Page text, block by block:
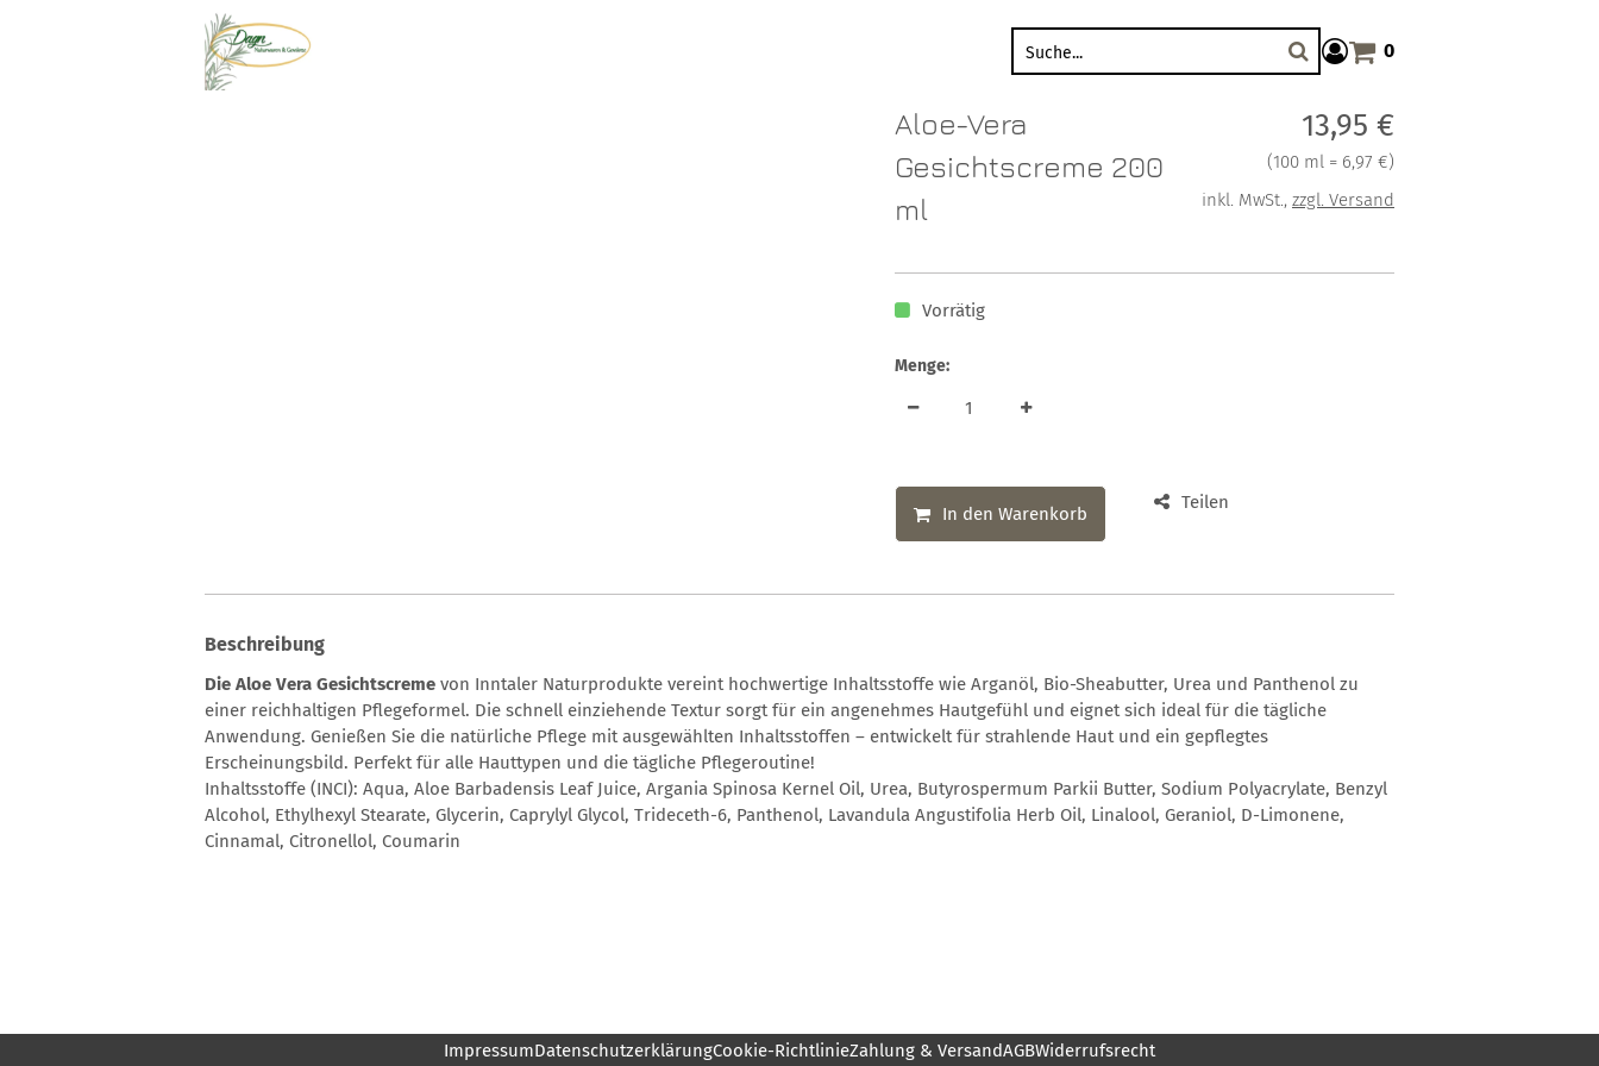
Warenkorb anzeigen. Sie
0
Aloe-Vera
Gesichtscreme 200
ml
Verkaufspreis: 13,95 €
13,95 €
Preis pro 100 ml = 6,97 €
(100 ml = 6,97 €)
inkl. MwSt., zzgl. Versand
Vorrätig
Menge:
In den Warenkorb
Teilen
Beschreibung
Die Aloe Vera Gesichtscreme von Inntaler Naturprodukte vereint hochwertige Inhaltsstoffe wie Arganöl, Bio-Sheabutter, Urea und Panthenol zu
einer reichhaltigen Pflegeformel. Die schnell einziehende Textur sorgt für ein angenehmes Hautgefühl und eignet sich ideal für die tägliche
Anwendung. Genießen Sie die natürliche Pflege mit ausgewählten Inhaltsstoffen – entwickelt für strahlende Haut und ein gepflegtes
Erscheinungsbild. Perfekt für alle Hauttypen und die tägliche Pflegeroutine!
Inhaltsstoffe (INCI): Aqua, Aloe Barbadensis Leaf Juice, Argania Spinosa Kernel Oil, Urea, Butyrospermum Parkii Butter, Sodium Polyacrylate, Benzyl
Alcohol, Ethylhexyl Stearate, Glycerin, Caprylyl Glycol, Trideceth-6, Panthenol, Lavandula Angustifolia Herb Oil, Linalool, Geraniol, D-Limonene,
Cinnamal, Citronellol, Coumarin
ImpressumDatenschutzerklärungCookie-RichtlinieZahlung & VersandAGBWiderrufsrecht